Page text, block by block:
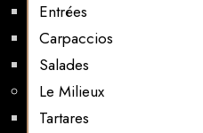
Entrées
Carpaccios
Salades
Le Milieux
Tartares